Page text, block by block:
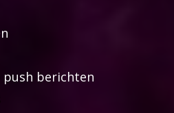
berichten